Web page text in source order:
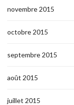
novembre 2015
octobre 2015
septembre 2015
août 2015
juillet 2015